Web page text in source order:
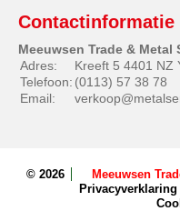
Contactinformatie
Meeuwsen Trade & Metal
Adres:
Kreeft 5 4401 NZ
Telefoon: (0113) 57 38 78
Email:
© 2026 Meeuwsen
Privacyverklaring